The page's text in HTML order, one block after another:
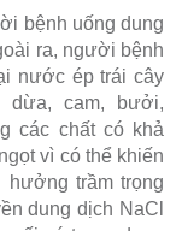
bệnh uống dung
ra, người bệnh
nước ép trái cây
dừa, cam, bưởi,
các chất có khả
vì có thể khiến
trầm trọng
dung dịch NaCl